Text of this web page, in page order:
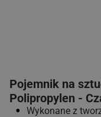
Pojemnik na
Polipropylen -
Wykonane z